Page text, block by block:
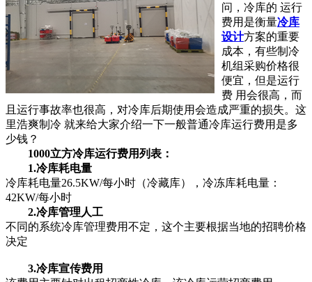
问，冷库的 运行
费用是衡量冷库
设计方案的重要
成本，有些制冷
机组采购价格很
便宜，但是运行
费 用会很高，而
且运行事故率也很高，对冷库后期使用会造成严重的损失。这
里浩爽制冷 就来给大家介绍一下一般普通冷库运行费用是多
少钱？
1000立方冷库运行费用列表：
1.冷库耗电量
冷库耗电量26.5KW/每小时（冷藏库），冷冻库耗电量：
42KW/每小时
2.冷库管理人工
不同的系统冷库管理费用不定，这个主要根据当地的招聘价格
决定
3.冷库宣传费用